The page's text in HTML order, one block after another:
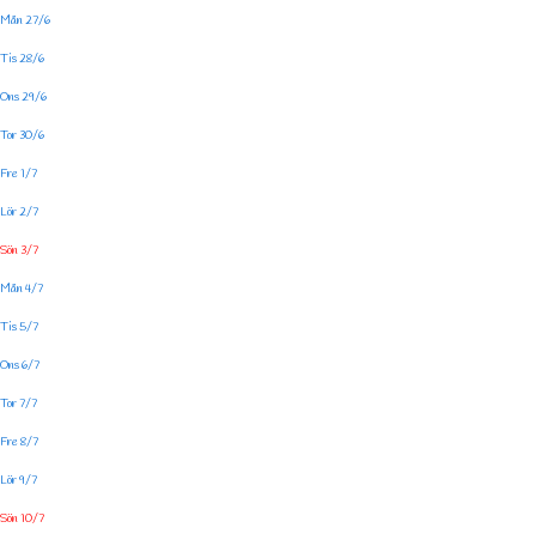
Mån 27/6
Tis 28/6
Ons 29/6
Tor 30/6
Fre 1/7
Lör 2/7
Sön 3/7
Mån 4/7
Tis 5/7
Ons 6/7
Tor 7/7
Fre 8/7
Lör 9/7
Sön 10/7